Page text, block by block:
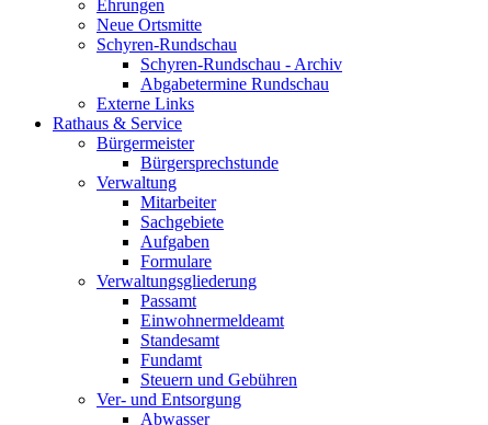
Ehrungen
Neue Ortsmitte
Schyren-Rundschau
Schyren-Rundschau - Archiv
Abgabetermine Rundschau
Externe Links
Rathaus & Service
Bürgermeister
Bürgersprechstunde
Verwaltung
Mitarbeiter
Sachgebiete
Aufgaben
Formulare
Verwaltungsgliederung
Passamt
Einwohnermeldeamt
Standesamt
Fundamt
Steuern und Gebühren
Ver- und Entsorgung
Abwasser